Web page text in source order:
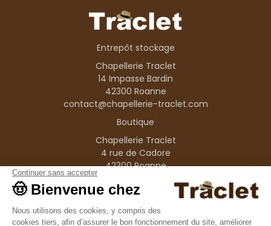
Entrepôt stockage
Chapellerie Traclet
14 Impasse Bardin
42300 Roanne
contact@chapellerie-traclet.com
Boutique
Chapellerie Traclet
4 rue de Cadore
42300 Roanne
Produits